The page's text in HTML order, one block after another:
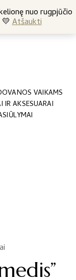
nuo rugpjūčio
💛Atšaukti
682 57369
VAIKAMS
IR AKSESUARAI